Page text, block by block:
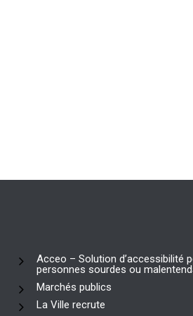
Acceo – Solution d’accessibilité
personnes sourdes ou
Marchés publics
La Ville recrute